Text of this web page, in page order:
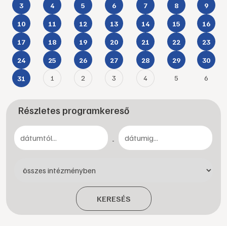
3 4 5 6 7 8 9
10 11 12 13 14 15 16
17 18 19 20 21 22 23
24 25 26 27 28 29 30
31 1 2 3 4 5 6
Részletes programkereső
-
KERESÉS